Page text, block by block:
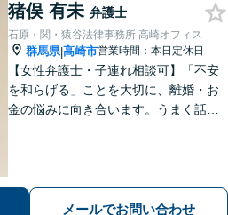
猪俣 有未 弁護士
石原・関・猿谷法律事務所 高崎オフィス
群馬県|高崎市営業時間：本日定休日
【女性弁護士・子連れ相談可】「不安
を和らげる」ことを大切に、離婚・お
金の悩みに向き合います。うまく話せ
メールでお問い合わせ